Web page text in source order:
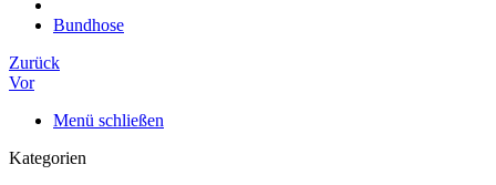
Bundhose
Zurück
Vor
Menü schließen
Kategorien